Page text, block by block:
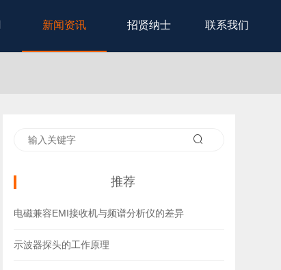
新闻资讯 招贤纳士 联系我们
推荐
电磁兼容EMI接收机与频谱分析仪的差异
示波器探头的工作原理